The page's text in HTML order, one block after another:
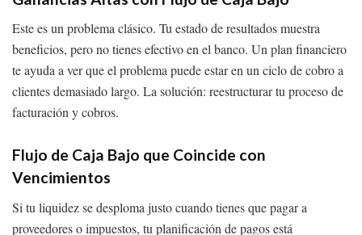
Este es un problema clásico. Tu estado de resultados muestra
beneficios, pero no tienes efectivo en el banco. Un plan financiero
te ayuda a ver que el problema puede estar en un ciclo de cobro a
clientes demasiado largo. La solución: reestructurar tu proceso de
facturación y cobros.
Flujo de Caja Bajo que Coincide con
Vencimientos
Si tu liquidez se desploma justo cuando tienes que pagar a
proveedores o impuestos, tu planificación de pagos está